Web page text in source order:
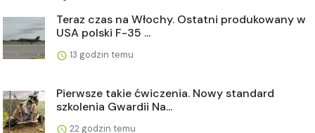
Teraz czas na Włochy. Ostatni produkowany w
USA polski F-35 ...
13 godzin temu
Pierwsze takie ćwiczenia. Nowy standard
szkolenia Gwardii Na...
22 godzin temu